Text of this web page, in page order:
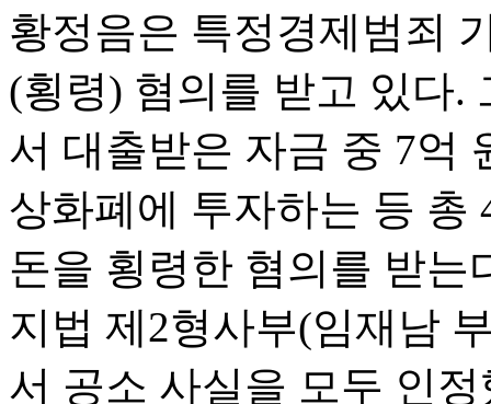
황정음은 특정경제범죄
(횡령) 혐의를 받고 있다.
서 대출받은 자금 중 7억
상화폐에 투자하는 등 총
돈을 횡령한 혐의를 받는
지법 제2형사부(임재남
서 공소 사실을 모두 인정